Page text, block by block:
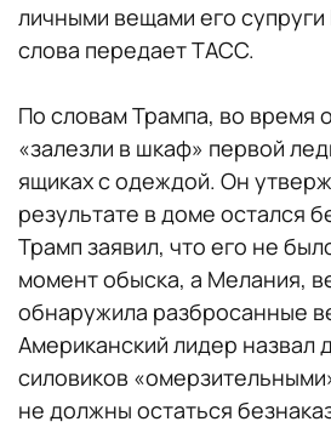
личными вещами его
слова передает ТАСС.
По словам Трампа, во время
«залезли в шкаф» первой
ящиках с одеждой. Он
результате в доме остался
Трамп заявил, что его не
момент обыска, а Мелания,
обнаружила разбросанные
Американский лидер назвал
силовиков
не должны остаться